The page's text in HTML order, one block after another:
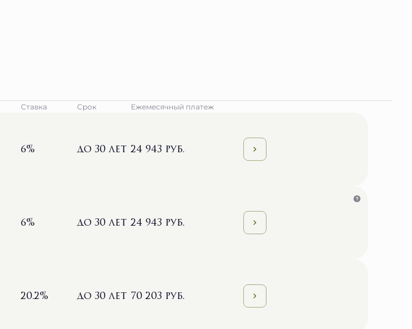
Ставка Срок
Ежемесячный платеж
6% до 30 лет 24 943 руб.
6% до 30 лет 24 943 руб.
20.2% до 30 лет 70 203 руб.